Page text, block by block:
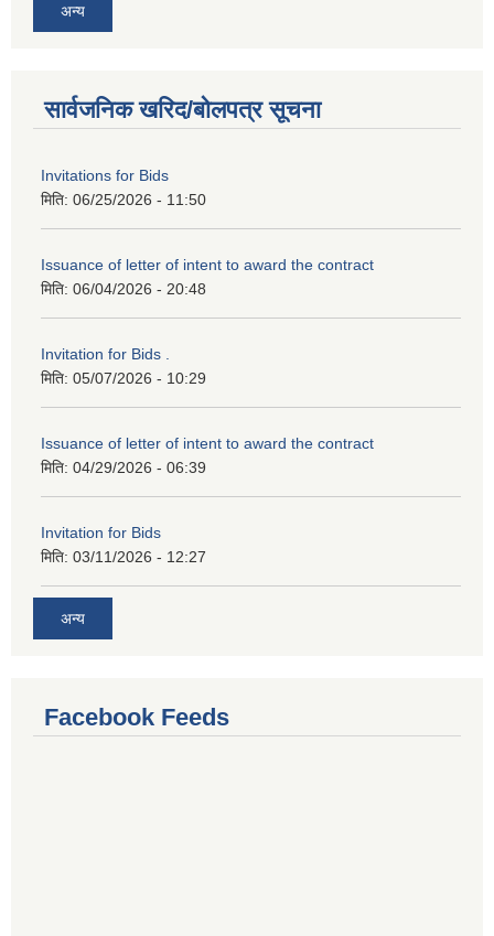
अन्य
सार्वजनिक खरिद/बोलपत्र सूचना
Invitations for Bids
मिति: 06/25/2026 - 11:50
Issuance of letter of intent to award the contract
मिति: 06/04/2026 - 20:48
Invitation for Bids .
मिति: 05/07/2026 - 10:29
Issuance of letter of intent to award the contract
मिति: 04/29/2026 - 06:39
Invitation for Bids
मिति: 03/11/2026 - 12:27
अन्य
Facebook Feeds